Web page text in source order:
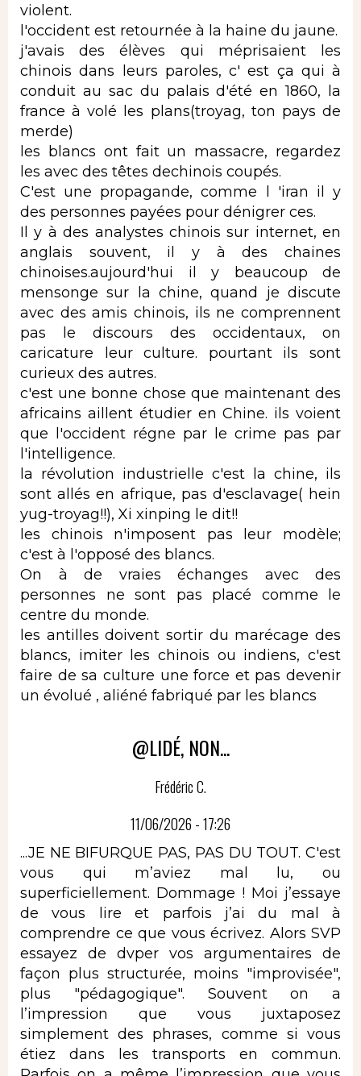
violent.
l'occident est retournée à la haine du jaune.
j'avais des élèves qui méprisaient les
chinois dans leurs paroles, c' est ça qui à
conduit au sac du palais d'été en 1860, la
france à volé les plans(troyag, ton pays de
merde)
les blancs ont fait un massacre, regardez
les avec des têtes dechinois coupés.
C'est une propagande, comme l 'iran il y
des personnes payées pour dénigrer ces.
Il y à des analystes chinois sur internet, en
anglais souvent, il y à des chaines
chinoises.aujourd'hui il y beaucoup de
mensonge sur la chine, quand je discute
avec des amis chinois, ils ne comprennent
pas le discours des occidentaux, on
caricature leur culture. pourtant ils sont
curieux des autres.
c'est une bonne chose que maintenant des
africains aillent étudier en Chine. ils voient
que l'occident régne par le crime pas par
l'intelligence.
la révolution industrielle c'est la chine, ils
sont allés en afrique, pas d'esclavage( hein
yug-troyag!!), Xi xinping le dit!!
les chinois n'imposent pas leur modèle;
c'est à l'opposé des blancs.
On à de vraies échanges avec des
personnes ne sont pas placé comme le
centre du monde.
les antilles doivent sortir du marécage des
blancs, imiter les chinois ou indiens, c'est
faire de sa culture une force et pas devenir
un évolué , aliéné fabriqué par les blancs
@LIDÉ, NON...
Frédéric C.
11/06/2026 - 17:26
...JE NE BIFURQUE PAS, PAS DU TOUT. C'est
vous qui m’aviez mal lu, ou
superficiellement. Dommage ! Moi j’essaye
de vous lire et parfois j’ai du mal à
comprendre ce que vous écrivez. Alors SVP
essayez de dvper vos argumentaires de
façon plus structurée, moins "improvisée",
plus "pédagogique". Souvent on a
l’impression que vous juxtaposez
simplement des phrases, comme si vous
étiez dans les transports en commun.